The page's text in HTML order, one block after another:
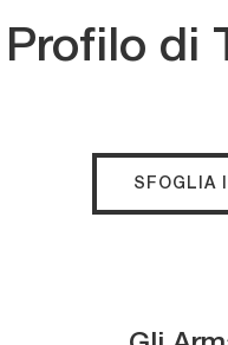
di
SFOGLIA I